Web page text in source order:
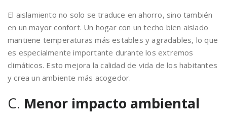
El aislamiento no solo se traduce en ahorro, sino también
en un mayor confort. Un hogar con un techo bien aislado
mantiene temperaturas más estables y agradables, lo que
es especialmente importante durante los extremos
climáticos. Esto mejora la calidad de vida de los habitantes
y crea un ambiente más acogedor.
C. Menor impacto ambiental